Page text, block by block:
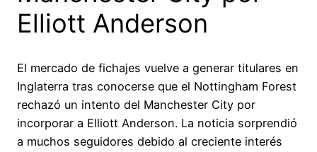
Elliott Anderson
El mercado de fichajes vuelve a generar titulares en
Inglaterra tras conocerse que el Nottingham Forest
rechazó un intento del Manchester City por
incorporar a Elliott Anderson. La noticia sorprendió
a muchos seguidores debido al creciente interés